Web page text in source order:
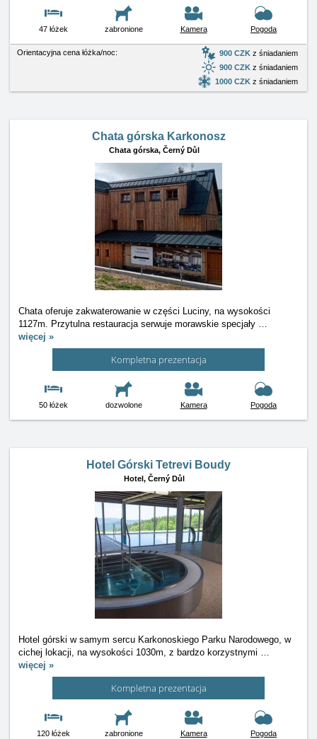
47 łóżek zabronione Kamera Pogoda
Orientacyjna cena łóżka/noc: 900 CZK z śniadaniem
900 CZK z śniadaniem
1000 CZK z śniadaniem
Chata górska Karkonosz
Chata górska, Černý Důl
Chata oferuje zakwaterowanie w części Luciny, na wysokości
1127m. Przytulna restauracja serwuje morawskie specjały …
więcej »
Kompletna prezentacja
50 łóżek dozwolone Kamera Pogoda
Hotel Górski Tetrevi Boudy
Hotel, Černý Důl
Hotel górski w samym sercu Karkonoskiego Parku Narodowego, w
cichej lokacji, na wysokości 1030m, z bardzo korzystnymi …
więcej »
Kompletna prezentacja
120 łóżek zabronione Kamera Pogoda